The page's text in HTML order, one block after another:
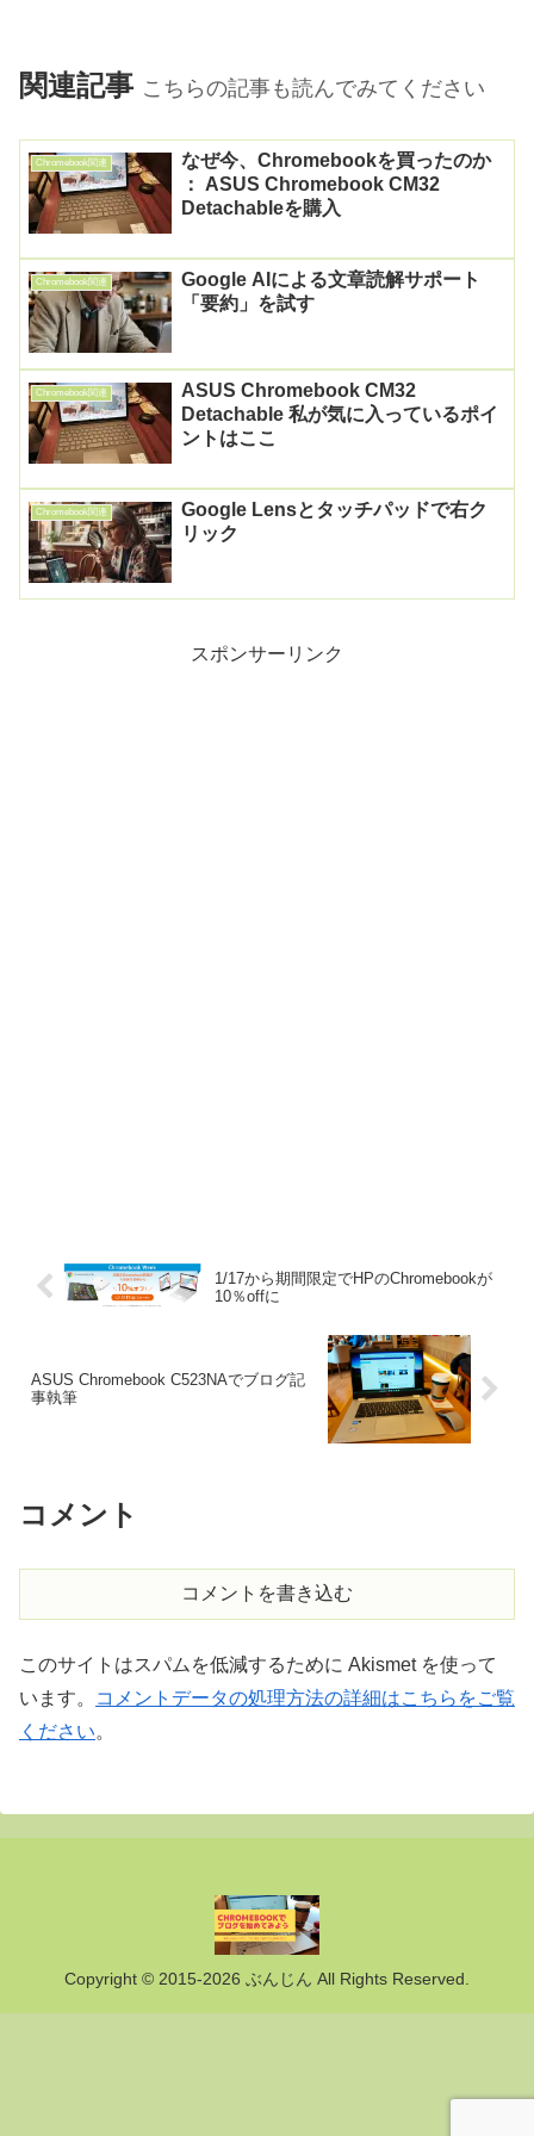
関連記事 こちらの記事も読んでみてください
Chromebook関連
なぜ今、Chromebookを買ったのか
： ASUS Chromebook CM32
Detachableを購入
Chromebook関連
Google AIによる文章読解サポート
「要約」を試す
Chromebook関連
ASUS Chromebook CM32
Detachable 私が気に入っているポイ
ントはここ
Chromebook関連
Google Lensとタッチパッドで右ク
リック
スポンサーリンク
1/17から期間限定でHPのChromebookが
10％offに
ASUS Chromebook C523NAでブログ記
事執筆
コメント
コメントを書き込む
このサイトはスパムを低減するために Akismet を使って
います。
コメントデータの処理方法の詳細はこちらをご覧
ください。
Copyright © 2015-2026 ぶんじん All Rights Reserved.